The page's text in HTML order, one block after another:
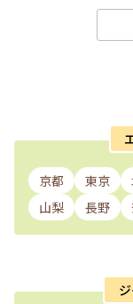
京都 東京
山梨
長野